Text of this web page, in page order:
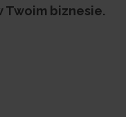
Twoim biznesie.